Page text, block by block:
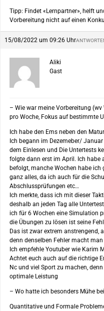
Tipp: Findet «Lernpartner», helft
Vorbereitung nicht auf einen
15/08/2022 um 09:26 Uhr
Aliki
Gast
– Wie war meine Vorbereitung
pro Woche, Fokus auf bestimmte
Ich habe den Ems neben den
Ich begann im Dezemeber/
dem Einlesen und Die Untertests
folgte dann erst im April. Ich habe
befolgt, manche Wochen habe
ganz alles, da ich auch für die
Abschlussprüfungen etc…
Ich merkte, dass ich mit dieser
deshalb an jeden Tag alle
ich für 6 Wochen eine Simulation
die Übungen zu lösen ist seine
Das ist zwar extrem anstrengend,
denn denselben Fehler macht
Ich empfehle Youtuber wie Karim
Achtet euch auch auf die richtige
Nc und viel Sport zu machen,
optimale Leistung
– Wo hatte ich besonders Mühe
Quantitative und Formale